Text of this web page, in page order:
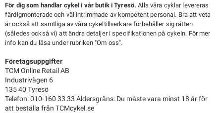
För dig som handlar cykel i vår butik i Tyresö.Alla våra cyklar levereras
färdigmonterade och väl intrimmade av kompetent personal. Bra att veta
är också att samtliga av våra cykeltillverkare förbehåller sig rätten
(således också vi) att ändra detaljer i specifikationen på cykeln. För mer
info kan du läsa under rubriken "Om oss".
Företagsuppgifter
TCM Online Retail AB
Industrivägen 6
135 40 Tyresö
Telefon: 010-160 33 33 Åldersgräns: Du måste vara minst 18 år för
att beställa från TCMcykel.se